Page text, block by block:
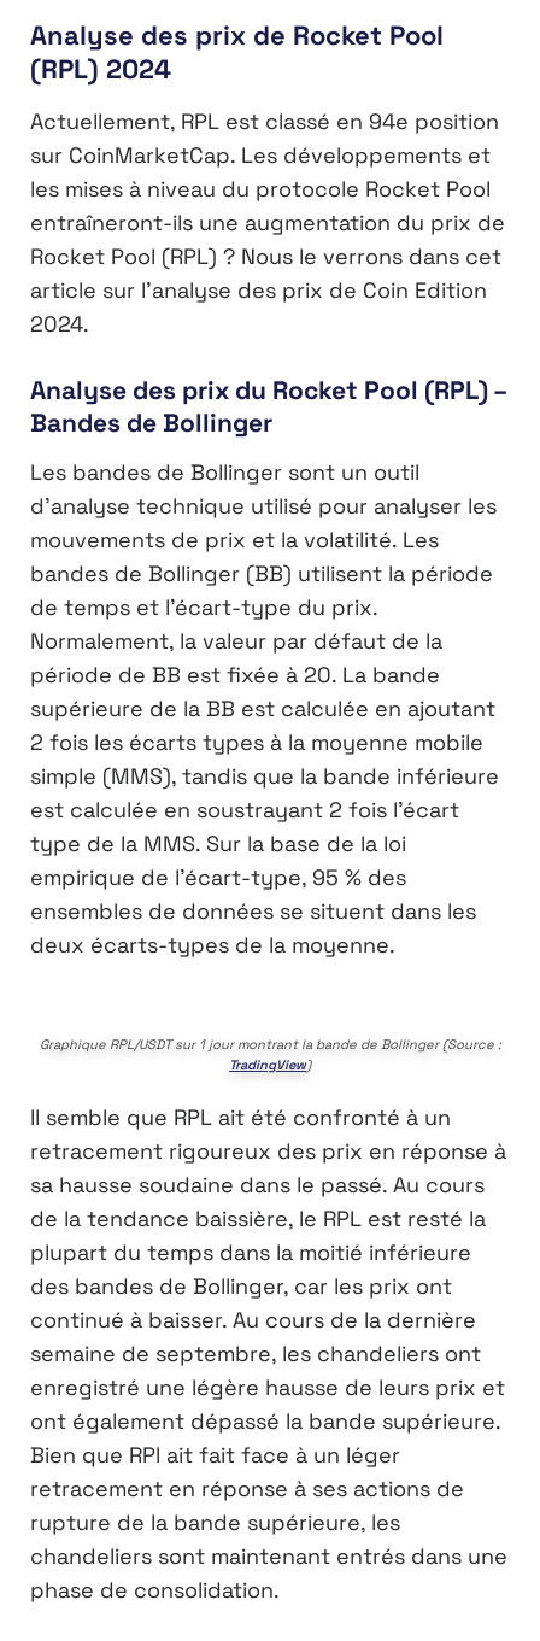
Analyse des prix de Rocket Pool
(RPL) 2024
Actuellement, RPL est classé en 94e position
sur CoinMarketCap. Les développements et
les mises à niveau du protocole Rocket Pool
entraîneront-ils une augmentation du prix de
Rocket Pool (RPL) ? Nous le verrons dans cet
article sur l’analyse des prix de Coin Edition
2024.
Analyse des prix du Rocket Pool (RPL) –
Bandes de Bollinger
Les bandes de Bollinger sont un outil
d’analyse technique utilisé pour analyser les
mouvements de prix et la volatilité. Les
bandes de Bollinger (BB) utilisent la période
de temps et l’écart-type du prix.
Normalement, la valeur par défaut de la
période de BB est fixée à 20. La bande
supérieure de la BB est calculée en ajoutant
2 fois les écarts types à la moyenne mobile
simple (MMS), tandis que la bande inférieure
est calculée en soustrayant 2 fois l’écart
type de la MMS. Sur la base de la loi
empirique de l’écart-type, 95 % des
ensembles de données se situent dans les
deux écarts-types de la moyenne.
Graphique RPL/USDT sur 1 jour montrant la bande de Bollinger (Source :
TradingView)
Il semble que RPL ait été confronté à un
retracement rigoureux des prix en réponse à
sa hausse soudaine dans le passé. Au cours
de la tendance baissière, le RPL est resté la
plupart du temps dans la moitié inférieure
des bandes de Bollinger, car les prix ont
continué à baisser. Au cours de la dernière
semaine de septembre, les chandeliers ont
enregistré une légère hausse de leurs prix et
ont également dépassé la bande supérieure.
Bien que RPl ait fait face à un léger
retracement en réponse à ses actions de
rupture de la bande supérieure, les
chandeliers sont maintenant entrés dans une
phase de consolidation.